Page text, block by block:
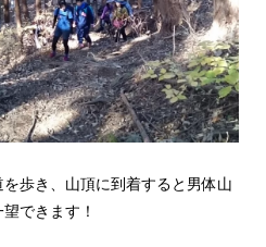
歩き、山頂に到着すると男体山
できます！